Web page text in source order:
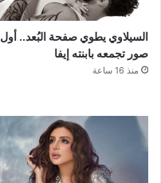
السيلاوي يطوي صفحة البُعد.. أول
صور تجمعه بابنته إيفا
منذ 16 ساعة